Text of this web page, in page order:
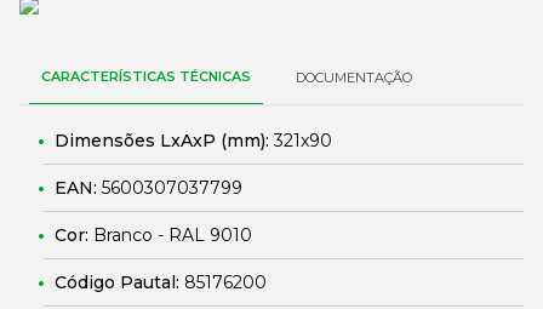
CARACTERÍSTICAS TÉCNICAS DOCUMENTAÇÃO
Dimensões LxAxP (mm):321x90
EAN: 5600307037799
Cor: Branco - RAL 9010
Código Pautal: 85176200